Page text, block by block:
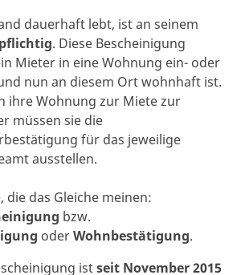
dauerhaft lebt, ist an seinem
. Diese Bescheinigung
Mieter in eine Wohnung ein- oder
nun an diesem Ort wohnhaft ist.
ihre Wohnung zur Miete zur
müssen sie die
für das jeweilige
ausstellen.
die das Gleiche meinen:
bzw.
oderWohnbestätigung.
istseit November 2015